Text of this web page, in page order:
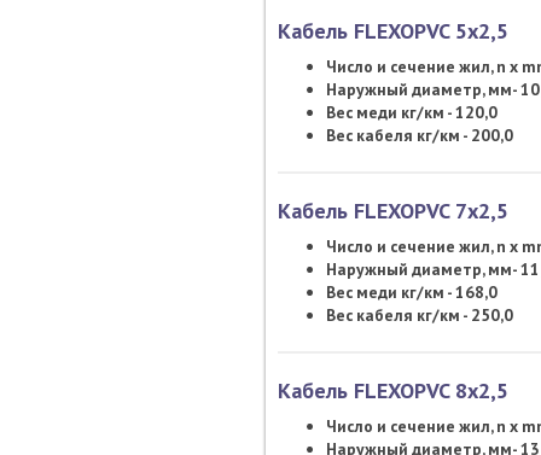
Кабель FLEXOPVC 5х2,5
Число и сечение жил, n x
Наружный диаметр, мм-
Вес меди кг/км - 120,0
Вес кабеля кг/км - 200,0
Кабель FLEXOPVC 7х2,5
Число и сечение жил, n x
Наружный диаметр, мм-
Вес меди кг/км - 168,0
Вес кабеля кг/км - 250,0
Кабель FLEXOPVC 8х2,5
Число и сечение жил, n x
Наружный диаметр, мм-